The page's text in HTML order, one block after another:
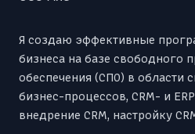
Я создаю эффективные
бизнеса на базе свободного
обеспечения (СПО) в области
бизнес-процессов, CRM- и
внедрение CRM, настройку